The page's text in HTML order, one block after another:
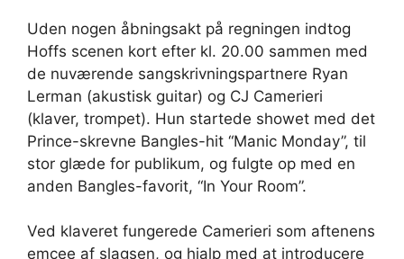
Uden nogen åbningsakt på regningen indtog
Hoffs scenen kort efter kl. 20.00 sammen med
de nuværende sangskrivningspartnere Ryan
Lerman (akustisk guitar) og CJ Camerieri
(klaver, trompet). Hun startede showet med det
Prince-skrevne Bangles-hit “Manic Monday”, til
stor glæde for publikum, og fulgte op med en
anden Bangles-favorit, “In Your Room”.
Ved klaveret fungerede Camerieri som aftenens
emcee af slagsen, og hjalp med at introducere